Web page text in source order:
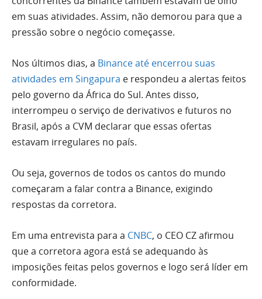
em suas atividades. Assim, não demorou para que a
pressão sobre o negócio começasse.
Nos últimos dias, a Binance até encerrou suas
atividades em Singapura e respondeu a alertas feitos
pelo governo da África do Sul. Antes disso,
interrompeu o serviço de derivativos e futuros no
Brasil, após a CVM declarar que essas ofertas
estavam irregulares no país.
Ou seja, governos de todos os cantos do mundo
começaram a falar contra a Binance, exigindo
respostas da corretora.
Em uma entrevista para a CNBC, o CEO CZ afirmou
que a corretora agora está se adequando às
imposições feitas pelos governos e logo será líder em
conformidade.